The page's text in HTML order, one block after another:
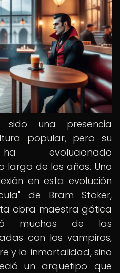
una presencia
popular, pero su
evolucionado
largo de los años. Uno
en esta evolución
de Bram Stoker,
obra maestra gótica
muchas de las
con los vampiros,
y la inmortalidad, sino
un arquetipo que